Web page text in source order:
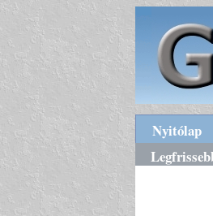
Nyitólap